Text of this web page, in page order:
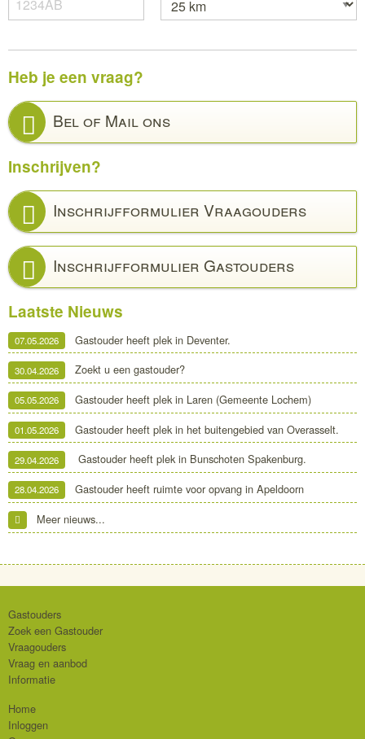
Heb je een vraag?
Bel of Mail ons
Inschrijven?
Inschrijfformulier Vraagouders
Inschrijfformulier Gastouders
Laatste Nieuws
07.05.2026 Gastouder heeft plek in Deventer.
30.04.2026 Zoekt u een gastouder?
05.05.2026 Gastouder heeft plek in Laren (Gemeente Lochem)
01.05.2026 Gastouder heeft plek in het buitengebied van Overasselt.
29.04.2026 Gastouder heeft plek in Bunschoten Spakenburg.
28.04.2026
Gastouder heeft ruimte voor opvang in Apeldoorn
Meer nieuws...
Gastouders
Zoek een Gastouder
Vraagouders
Vraag en aanbod
Informatie
Home
Inloggen